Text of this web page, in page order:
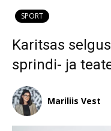
SPORT
Karitsas
sprindi- ja
Mariliis Vest